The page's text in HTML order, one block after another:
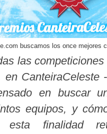
buscamos los once mejores
las
en CanteiraCeleste
en buscar
equipos, y
esta finalidad